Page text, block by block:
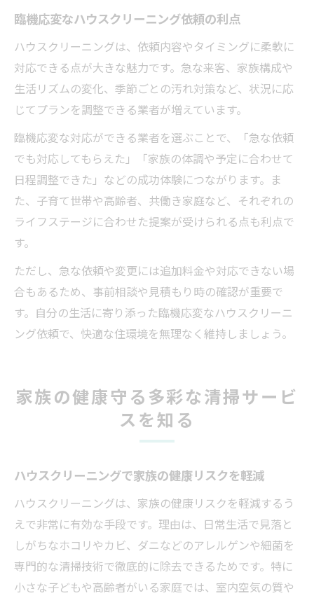
臨機応変なハウスクリーニング依頼の利点
ハウスクリーニングは、依頼内容やタイミングに柔軟に
対応できる点が大きな魅力です。急な来客、家族構成や
生活リズムの変化、季節ごとの汚れ対策など、状況に応
じてプランを調整できる業者が増えています。
臨機応変な対応ができる業者を選ぶことで、「急な依頼
でも対応してもらえた」「家族の体調や予定に合わせて
日程調整できた」などの成功体験につながります。ま
た、子育て世帯や高齢者、共働き家庭など、それぞれの
ライフステージに合わせた提案が受けられる点も利点で
す。
ただし、急な依頼や変更には追加料金や対応できない場
合もあるため、事前相談や見積もり時の確認が重要で
す。自分の生活に寄り添った臨機応変なハウスクリーニ
ング依頼で、快適な住環境を無理なく維持しましょう。
家族の健康守る多彩な清掃サービ
スを知る
ハウスクリーニングで家族の健康リスクを軽減
ハウスクリーニングは、家族の健康リスクを軽減するう
えで非常に有効な手段です。理由は、日常生活で見落と
しがちなホコリやカビ、ダニなどのアレルゲンや細菌を
専門的な清掃技術で徹底的に除去できるためです。特に
小さな子どもや高齢者がいる家庭では、室内空気の質や